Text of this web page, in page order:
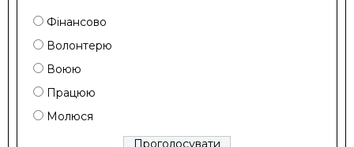
Фінансово
Волонтерю
Воюю
Працюю
Молюся